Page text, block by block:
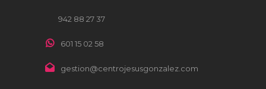
942 88 27 37
601 15 02 58
gestion@centrojesusgonzalez.com